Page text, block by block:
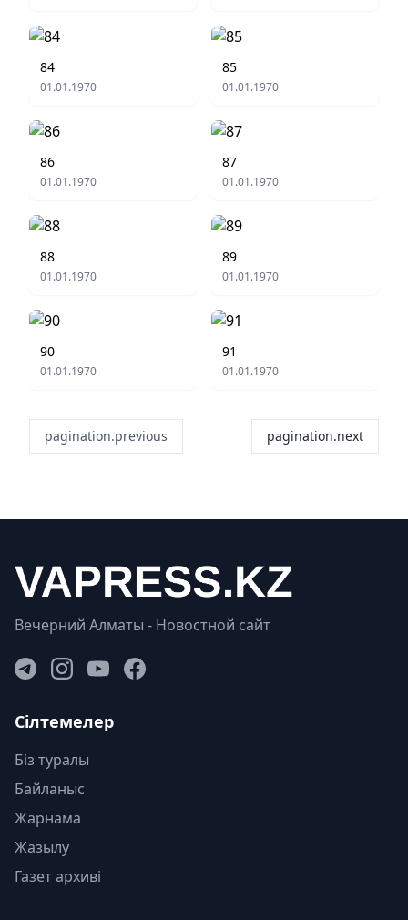
84
01.01.1970
85
01.01.1970
86
01.01.1970
87
01.01.1970
88
01.01.1970
89
01.01.1970
90
01.01.1970
91
01.01.1970
pagination.previous pagination.next
Вечерний Алматы - Новостной сайт
Сілтемелер
Біз туралы
Байланыс
Жарнама
Жазылу
Газет архиві